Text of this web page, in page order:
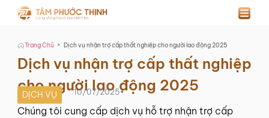
Trang Chủ > Dịch vụ nhận trợ cấp thất nghiệp cho người lao động 2025
Dịch vụ nhận trợ cấp thất nghiệp
cho người lao động 2025
DỊCH VỤ 10/07/2025•
Chúng tôi cung cấp dịch vụ hỗ trợ nhận trợ cấp